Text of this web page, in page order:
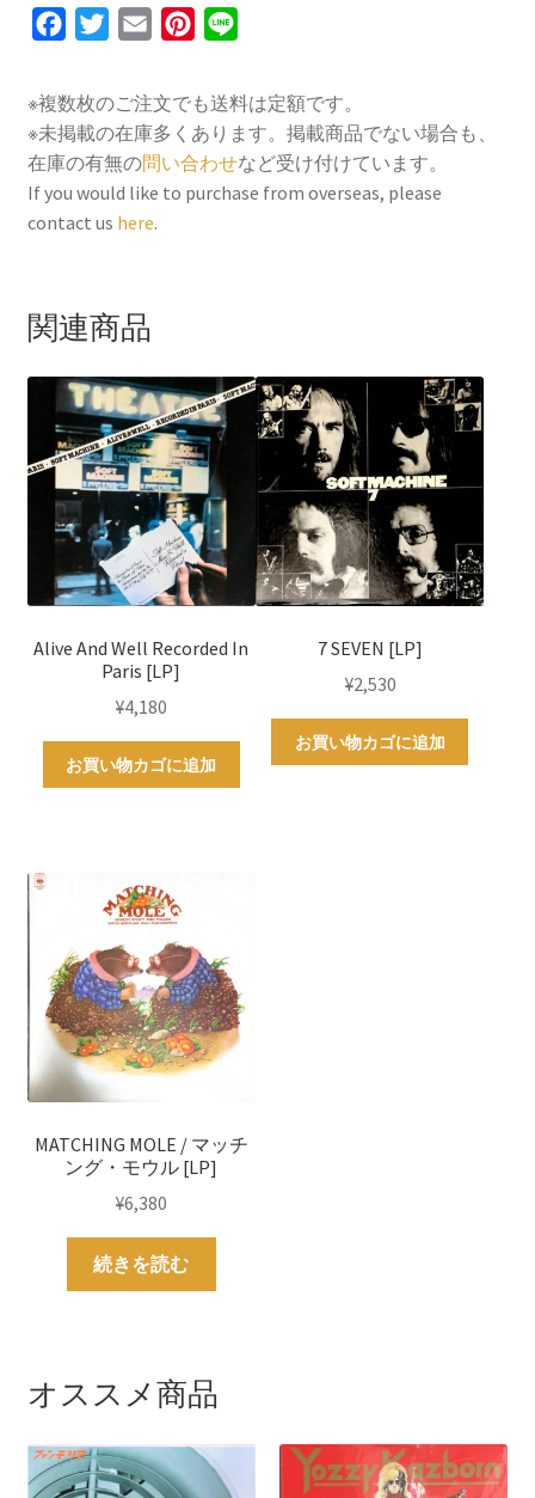
c
e
b
o
o
t
t
e
r
a
i
l
n
t
e
r
n
e
※複数枚のご注文でも送料は定額です。
※未掲載の在庫多くあります。掲載商品でない場合も、
在庫の有無の問い合わせなど受け付けています。
If you would like to purchase from overseas, please
contact us here.
関連商品
Alive And Well Recorded In
Paris [LP]
¥4,180
お買い物カゴに追加
7 SEVEN [LP]
¥2,530
お買い物カゴに追加
MATCHING MOLE / マッチ
ング・モウル [LP]
¥6,380
続きを読む
オススメ商品